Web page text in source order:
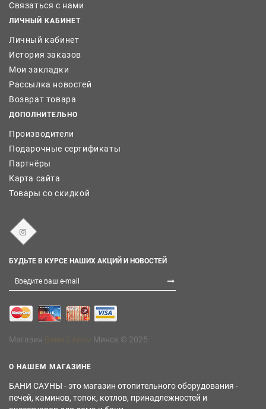
Связаться с нами
ЛИЧНЫЙ КАБИНЕТ
Личный кабинет
История заказов
Мои закладки
Рассылка новостей
Возврат товара
ДОПОЛНИТЕЛЬНО
Производители
Подарочные сертификаты
Партнёры
Карта сайта
Товары со скидкой
БУДЬТЕ В КУРСЕ НАШИХ АКЦИЙ И НОВОСТЕЙ
Магазин Минск © 2025
О НАШЕМ МАГАЗИНЕ
БАНИ САУНЫ - это магазин отопительного оборудования -
печей, каминов, топок, котлов, принадлежностей и